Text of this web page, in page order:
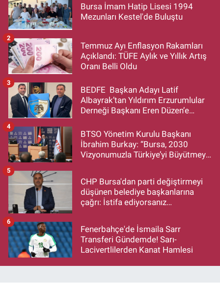
Bursa İmam Hatip Lisesi 1994
Mezunları Kestel'de Buluştu
Temmuz Ayı Enflasyon Rakamları
Açıklandı: TÜFE Aylık ve Yıllık Artış
Oranı Belli Oldu
2
BEDFE Başkan Adayı Latif
Albayrak’tan Yıldırım Erzurumlular
Derneği Başkanı Eren Düzen’e
3
BTSO Yönetim Kurulu Başkanı
İbrahim Burkay: “Bursa, 2030
Vizyonumuzla Türkiye’yi Büyütmeye
4
CHP Bursa'dan parti değiştirmeyi
düşünen belediye başkanlarına
çağrı: İstifa ediyorsanız
5
Fenerbahçe'de İsmaila Sarr
Transferi Gündemde! Sarı-
Lacivertlilerden Kanat Hamlesi
6